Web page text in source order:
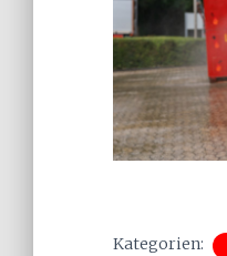
Kategorien: